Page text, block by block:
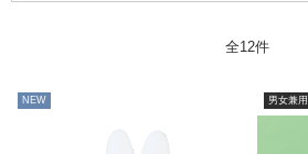
全12件
NEW 男女兼用